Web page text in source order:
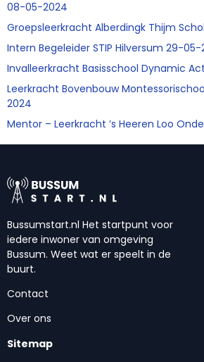
08-05-2024
Groepsleerkracht Alberdingk Thijm
Intern Begeleider STIP Hilversum 29-05-
Invalleerkracht Basisschool Dynamic
Leerkracht Bovenbouw
2024
Mentor – Leerkracht ’s Heeren Loo
Bussumstart.nl Het startpunt voor
iedere inwoner van omgeving
Bussum. Weet wat er speelt in de
buurt.
Contact
Over ons
Sitemap